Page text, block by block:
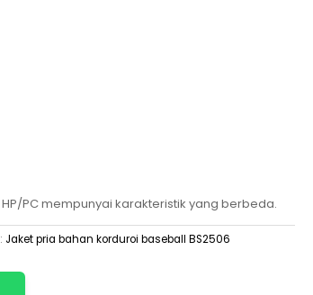
PC mempunyai karakteristik yang berbeda.
Jaket pria bahan korduroi baseball BS2506